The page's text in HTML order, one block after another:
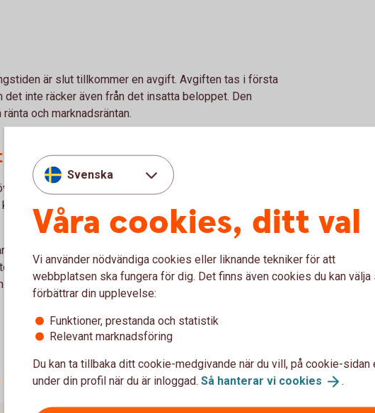
är slut tillkommer en avgift. Avgiften tas i första
det inte räcker även från det insatta beloppet. Den
och marknadsräntan.
förfaller?
pengarna till det konto du valde när du startade
du har valt under kontodetaljer i din internetbank
automatiskt, tillsammans med din sparränta, från
Detta sker om du inte valt att förnya ditt
på en helgdag, blir det i stället nästkommande
mer information
Svenska
Våra cookies, ditt val
Vi använder nödvändiga cookies eller liknande tekniker för att
webbplatsen ska fungera för dig. Det finns även cookies du kan välja
förbättrar din upplevelse:
Funktioner, prestanda och statistik
Relevant marknadsföring
Du kan ta tillbaka ditt cookie-medgivande när du vill, på cookie-sidan
under din profil när du är inloggad. Så hanterar vi cookies .